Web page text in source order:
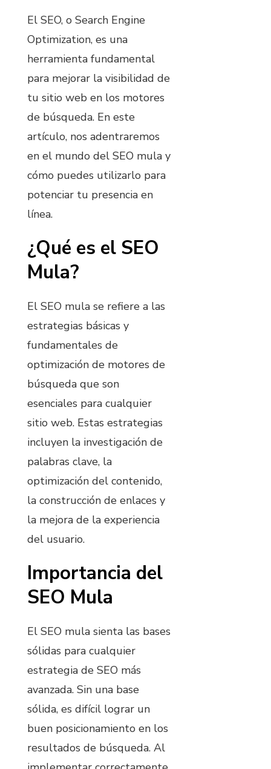
El SEO, o Search Engine
Optimization, es una
herramienta fundamental
para mejorar la visibilidad de
tu sitio web en los motores
de búsqueda. En este
artículo, nos adentraremos
en el mundo del SEO mula y
cómo puedes utilizarlo para
potenciar tu presencia en
línea.
¿Qué es el SEO
Mula?
El SEO mula se refiere a las
estrategias básicas y
fundamentales de
optimización de motores de
búsqueda que son
esenciales para cualquier
sitio web. Estas estrategias
incluyen la investigación de
palabras clave, la
optimización del contenido,
la construcción de enlaces y
la mejora de la experiencia
del usuario.
Importancia del
SEO Mula
El SEO mula sienta las bases
sólidas para cualquier
estrategia de SEO más
avanzada. Sin una base
sólida, es difícil lograr un
buen posicionamiento en los
resultados de búsqueda. Al